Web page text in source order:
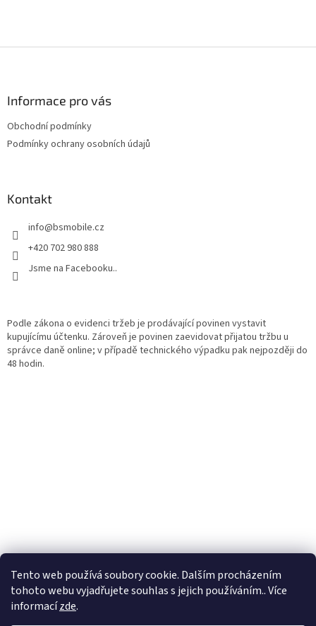
Tento web používá soubory cookie. Dalším procházením
tohoto webu vyjadřujete souhlas s jejich používáním.. Více
informacízde.
Informace pro vás
Obchodní podmínky
Podmínky ochrany osobních údajů
Kontakt
info@bsmobile.cz
+420 702 980 888
Jsme na Facebooku..
Podle zákona o evidenci tržeb je prodávající povinen vystavit
kupujícímu účtenku. Zároveň je povinen zaevidovat přijatou tržbu u
správce daně online; v případě technického výpadku pak nejpozději do
48 hodin.